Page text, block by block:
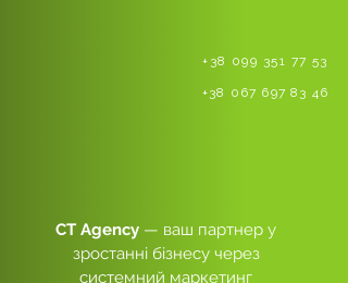
+38 099 351 77 53
+38 067 697 83 46
CT Agency — ваш партнер у
зростанні бізнесу через
системний маркетинг